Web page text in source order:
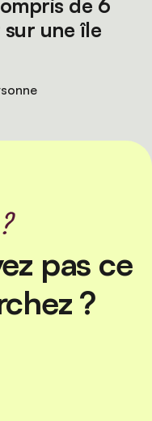
de 6
sur une île
pas ce
?